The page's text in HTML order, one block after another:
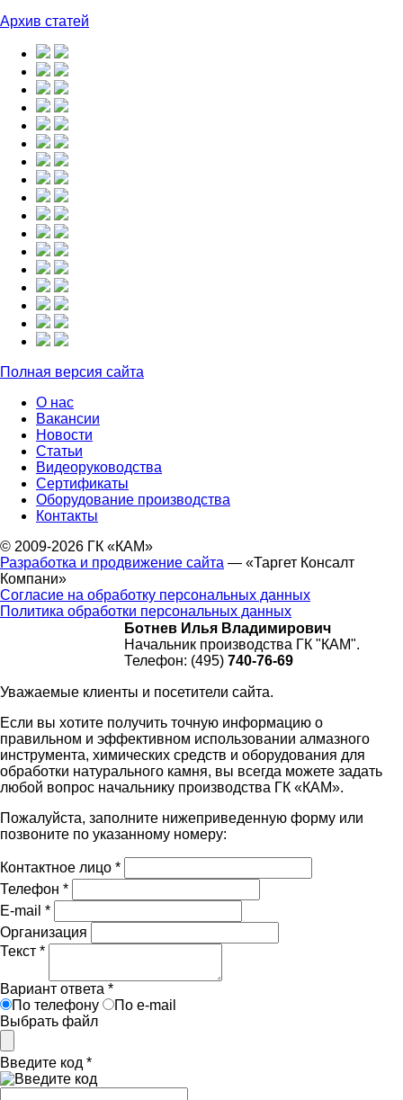
Архив статей
Полная версия сайта
О нас
Вакансии
Новости
Статьи
Видеоруководства
Сертификаты
Оборудование производства
Контакты
© 2009-2026 ГК «КАМ»
Разработка и продвижение сайта — «Таргет Консалт
Компани»
Согласие на обработку персональных данных
Политика обработки персональных данных
Ботнев Илья Владимирович
Начальник производства ГК "КАМ".
Телефон: (495) 740-76-69
Уважаемые клиенты и посетители сайта.
Если вы хотите получить точную информацию о
правильном и эффективном использовании алмазного
инструмента, химических средств и оборудования для
обработки натурального камня, вы всегда можете задать
любой вопрос начальнику производства ГК «КАМ».
Пожалуйста, заполните нижеприведенную форму или
позвоните по указанному номеру:
Контактное лицо *
Телефон *
E-mail *
Организация
Текст *
Вариант ответа *
По телефону
По e-mail
Выбрать файл
Введите код *